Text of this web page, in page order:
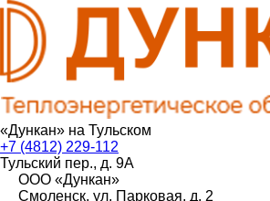
«Дункан» на Тульском
+7 (4812) 229-112
Тульский пер., д. 9А
ООО «Дункан»
Смоленск, ул. Парковая, д. 2